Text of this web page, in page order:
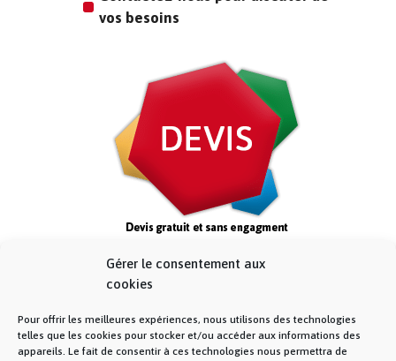
Gérer le consentement aux
cookies
Pour offrir les meilleures expériences, nous utilisons des technologies
telles que les cookies pour stocker et/ou accéder aux informations des
appareils. Le fait de consentir à ces technologies nous permettra de
vos besoins